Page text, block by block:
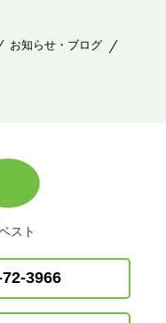
お知らせ・ブログ
スト
3966